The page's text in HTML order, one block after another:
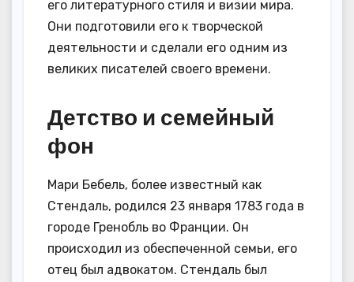
его литературного стиля и визии мира.
Они подготовили его к творческой
деятельности и сделали его одним из
великих писателей своего времени.
Детство и семейный
фон
Мари Бебель, более известный как
Стендаль, родился 23 января 1783 года в
городе Гренобль во Франции. Он
происходил из обеспеченной семьи, его
отец был адвокатом. Стендаль был